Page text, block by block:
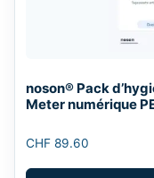
noson® Pack
Meter numérique
CHF 89.60